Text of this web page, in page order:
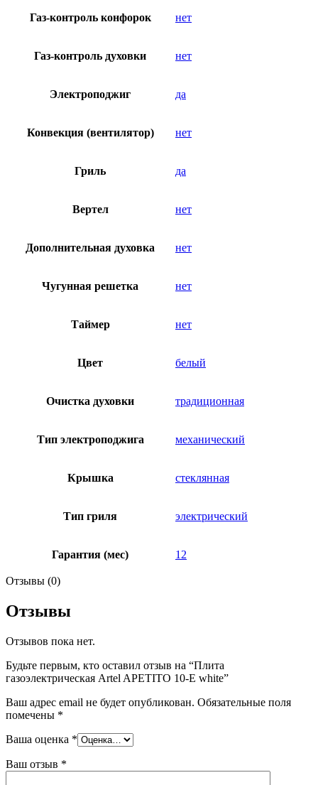
Газ-контроль конфорок нет
Газ-контроль духовки нет
Электроподжиг да
Конвекция (вентилятор) нет
Гриль да
Вертел нет
Дополнительная духовка нет
Чугунная решетка нет
Таймер нет
Цвет белый
Очистка духовки традиционная
Тип электроподжига механический
Крышка стеклянная
Тип гриля электрический
Гарантия (мес) 12
Отзывы (0)
Отзывы
Отзывов пока нет.
Будьте первым, кто оставил отзыв на “Плита
газоэлектрическая Artel APETITO 10-E white”
Ваш адрес email не будет опубликован. Обязательные поля
помечены *
Ваша оценка *
Ваш отзыв *